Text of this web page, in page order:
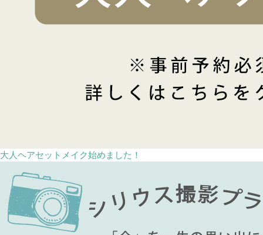
大人ヘアセットメイク始めました！